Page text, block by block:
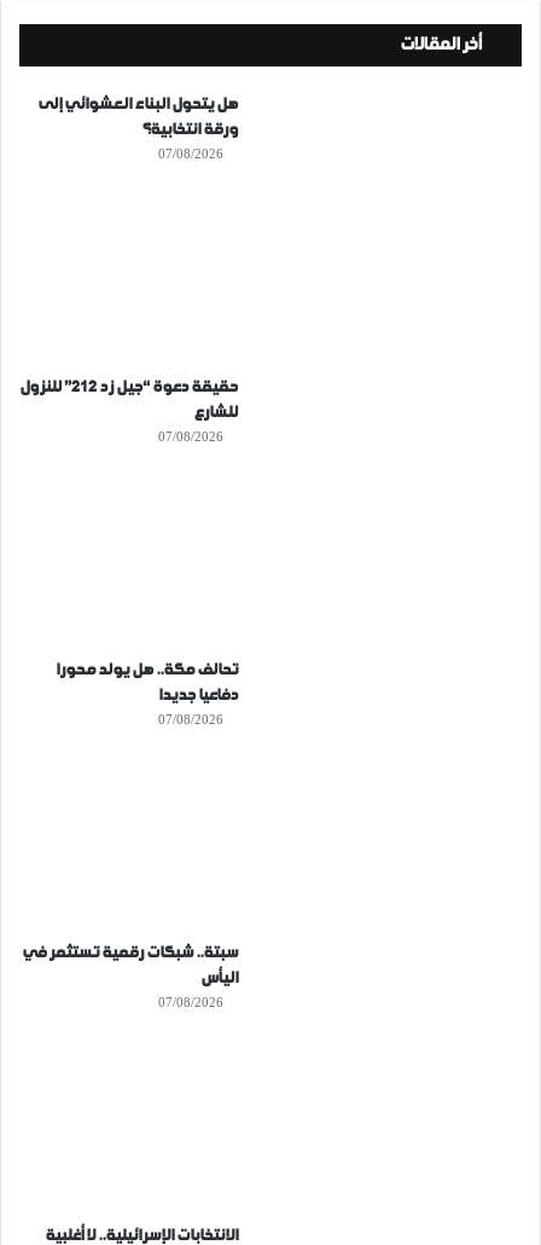
أخر المقالات
هل يتحول البناء العشوائي إلى
ورقة انتخابية؟
07/08/2026
حقيقة دعوة “جيل زد 212” للنزول
للشارع
07/08/2026
تحالف مكة.. هل يولد محورا
دفاعيا جديدا
07/08/2026
سبتة.. شبكات رقمية تستثمر في
اليأس
07/08/2026
الانتخابات الإسرائيلية.. لا أغلبية